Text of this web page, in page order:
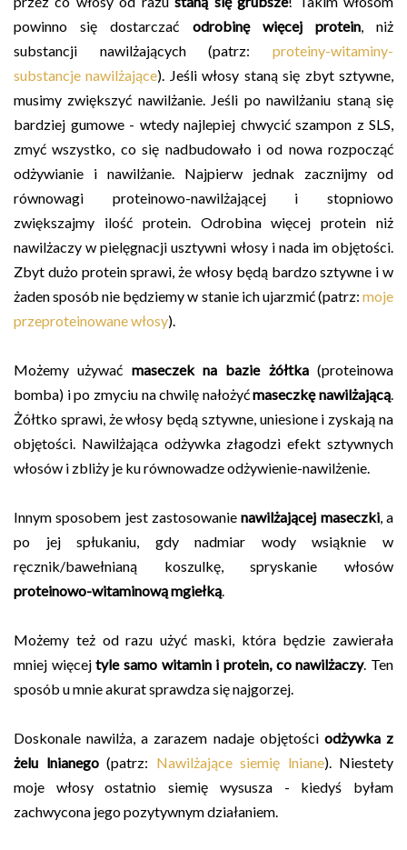
powinno się dostarczać odrobinę więcej protein, niż
substancji nawilżających (patrz: proteiny-witaminy-
substancje nawilżające). Jeśli włosy staną się zbyt sztywne,
musimy zwiększyć nawilżanie. Jeśli po nawilżaniu staną się
bardziej gumowe - wtedy najlepiej chwycić szampon z SLS,
zmyć wszystko, co się nadbudowało i od nowa rozpocząć
odżywianie i nawilżanie. Najpierw jednak zacznijmy od
równowagi proteinowo-nawilżającej i stopniowo
zwiększajmy ilość protein. Odrobina więcej protein niż
nawilżaczy w pielęgnacji usztywni włosy i nada im objętości.
Zbyt dużo protein sprawi, że włosy będą bardzo sztywne i w
żaden sposób nie będziemy w stanie ich ujarzmić (patrz: moje
przeproteinowane włosy).
Możemy używać maseczek na bazie żółtka(proteinowa
bomba) i po zmyciu na chwilę nałożyćmaseczkę nawilżającą
Żółtko sprawi, że włosy będą sztywne, uniesione i zyskają na
objętości. Nawilżająca odżywka złagodzi efekt sztywnych
włosów i zbliży je ku równowadze odżywienie-nawilżenie.
Innym sposobem jest zastosowanienawilżającej maseczki, a
po jej spłukaniu, gdy nadmiar wody wsiąknie w
ręcznik/bawełnianą koszulkę, spryskanie włosów
proteinowo-witaminową mgiełką
Możemy też od razu użyć maski, która będzie zawierała
mniej więcejtyle samo witamin i protein, co nawilżaczy. Ten
sposób u mnie akurat sprawdza się najgorzej.
Doskonale nawilża, a zarazem nadaje objętości odżywka z
żelu lnianego(patrz: Nawilżające siemię lniane). Niestety
moje włosy ostatnio siemię wysusza - kiedyś byłam
zachwycona jego pozytywnym działaniem.